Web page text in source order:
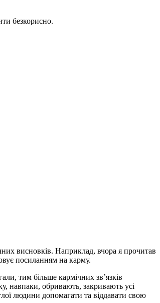
безкорисно.
висновків. Наприклад, вчора я прочитав
посиланням на карму.
тим більше кармічних зв’язків
навпаки, обривають, закривають усі
людини допомагати та віддавати свою